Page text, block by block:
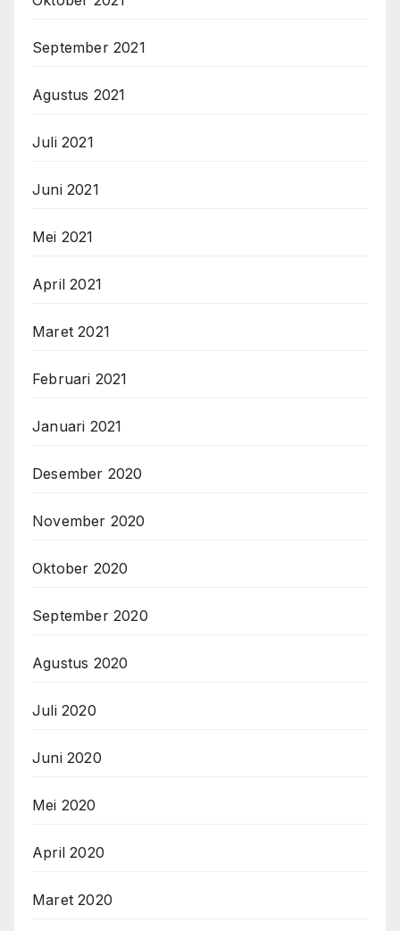
September 2021
Agustus 2021
Juli 2021
Juni 2021
Mei 2021
April 2021
Maret 2021
Februari 2021
Januari 2021
Desember 2020
November 2020
Oktober 2020
September 2020
Agustus 2020
Juli 2020
Juni 2020
Mei 2020
April 2020
Maret 2020